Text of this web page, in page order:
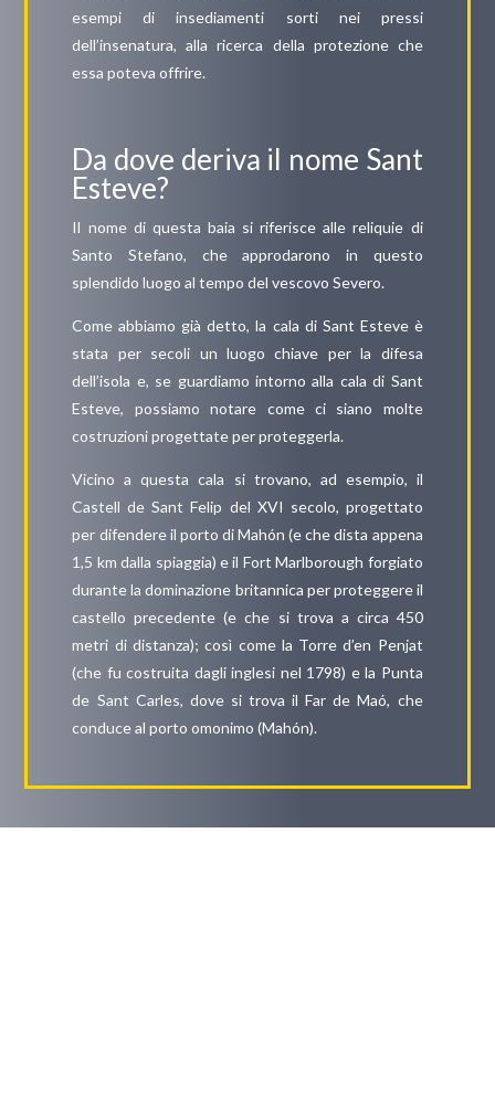
esempi di insediamenti sorti nei pressi
dell’insenatura, alla ricerca della protezione che
essa poteva offrire.
Da dove deriva il nome Sant
Esteve?
Il nome di questa baia si riferisce alle reliquie di
Santo Stefano, che approdarono in questo
splendido luogo al tempo del vescovo Severo.
Come abbiamo già detto, la cala di Sant Esteve è
stata per secoli un luogo chiave per la difesa
dell’isola e, se guardiamo intorno alla cala di Sant
Esteve, possiamo notare come ci siano molte
costruzioni progettate per proteggerla.
Vicino a questa cala si trovano, ad esempio, il
Castell de Sant Felip del XVI secolo, progettato
per difendere il porto di Mahón (e che dista appena
1,5 km dalla spiaggia) e il Fort Marlborough forgiato
durante la dominazione britannica per proteggere il
castello precedente (e che si trova a circa 450
metri di distanza); così come la Torre d’en Penjat
(che fu costruita dagli inglesi nel 1798) e la Punta
de Sant Carles, dove si trova il Far de Maó, che
conduce al porto omonimo (Mahón).